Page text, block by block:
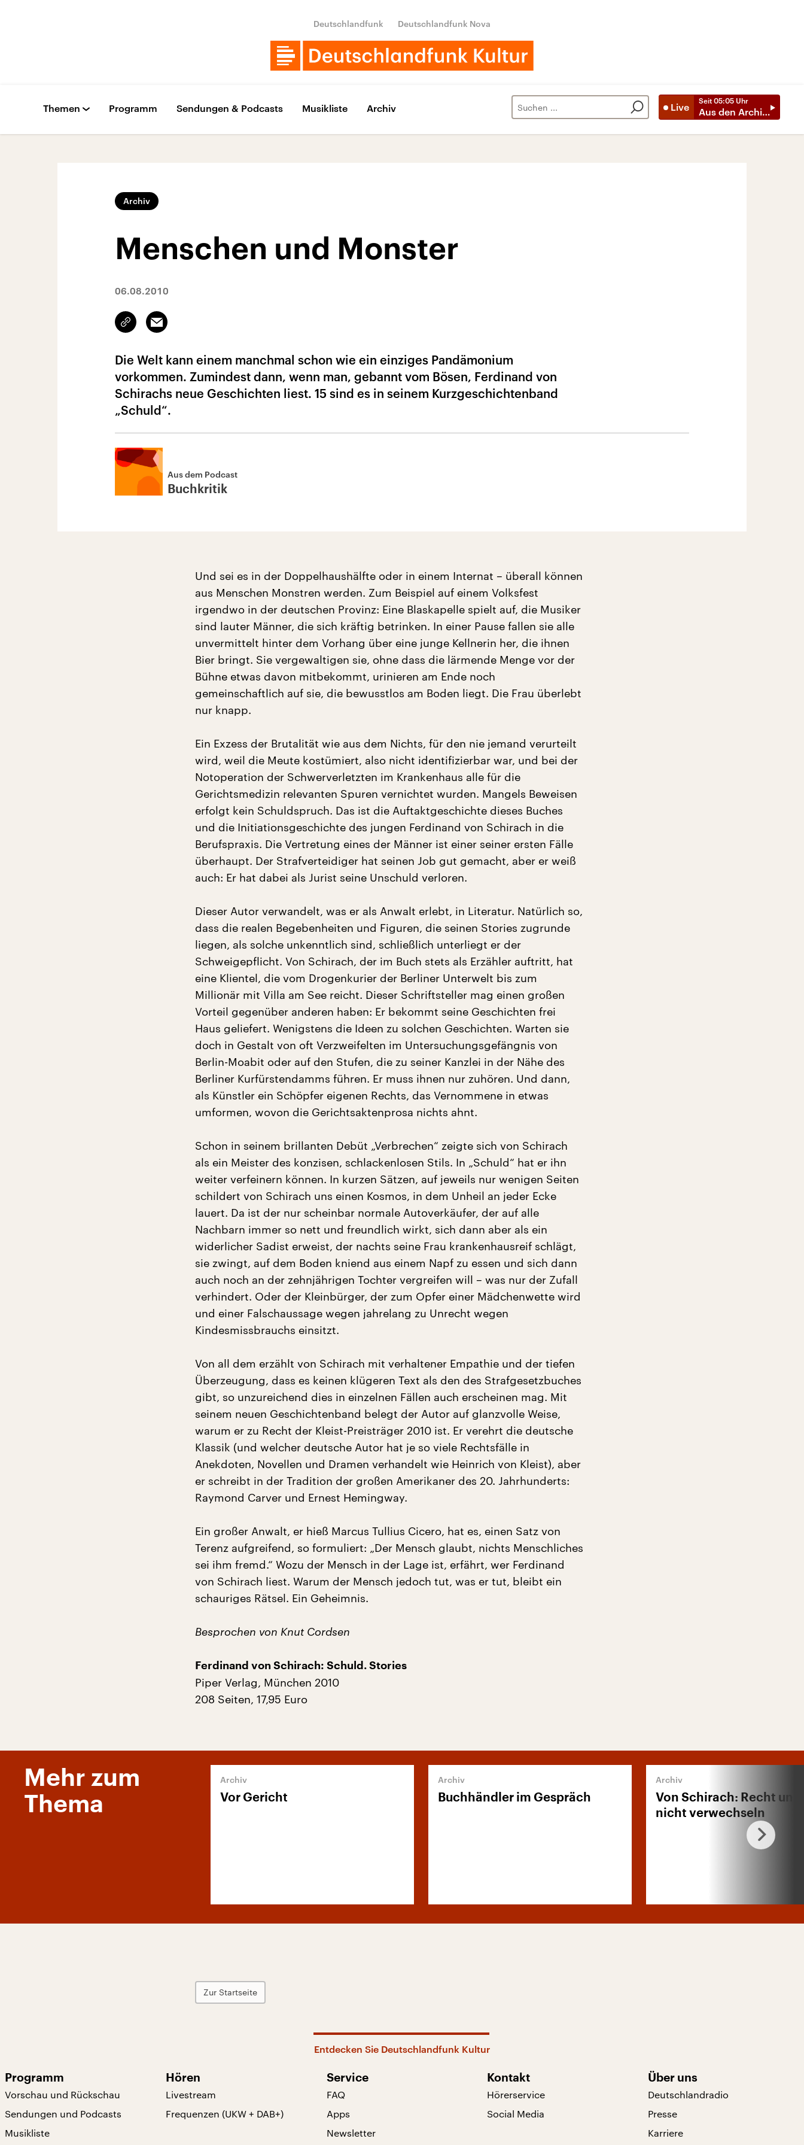
Deutschlandfunk Deutschlandfunk Nova
Live
Seit 05:05 Uhr
Aus den Archiven
Themen Programm Sendungen & Podcasts Musikliste Archiv
Archiv
Menschen und Monster
06.08.2010
Link
kopieren/teilen
Email
Die Welt kann einem manchmal schon wie ein einziges Pandämonium
vorkommen. Zumindest dann, wenn man, gebannt vom Bösen, Ferdinand von
Schirachs neue Geschichten liest. 15 sind es in seinem Kurzgeschichtenband
„Schuld“.
Aus dem Podcast
Buchkritik
Und sei es in der Doppelhaushälfte oder in einem Internat – überall können
aus Menschen Monstren werden. Zum Beispiel auf einem Volksfest
irgendwo in der deutschen Provinz: Eine Blaskapelle spielt auf, die Musiker
sind lauter Männer, die sich kräftig betrinken. In einer Pause fallen sie alle
unvermittelt hinter dem Vorhang über eine junge Kellnerin her, die ihnen
Bier bringt. Sie vergewaltigen sie, ohne dass die lärmende Menge vor der
Bühne etwas davon mitbekommt, urinieren am Ende noch
gemeinschaftlich auf sie, die bewusstlos am Boden liegt. Die Frau überlebt
nur knapp.
Ein Exzess der Brutalität wie aus dem Nichts, für den nie jemand verurteilt
wird, weil die Meute kostümiert, also nicht identifizierbar war, und bei der
Notoperation der Schwerverletzten im Krankenhaus alle für die
Gerichtsmedizin relevanten Spuren vernichtet wurden. Mangels Beweisen
erfolgt kein Schuldspruch. Das ist die Auftaktgeschichte dieses Buches
und die Initiationsgeschichte des jungen Ferdinand von Schirach in die
Berufspraxis. Die Vertretung eines der Männer ist einer seiner ersten Fälle
überhaupt. Der Strafverteidiger hat seinen Job gut gemacht, aber er weiß
auch: Er hat dabei als Jurist seine Unschuld verloren.
Dieser Autor verwandelt, was er als Anwalt erlebt, in Literatur. Natürlich so,
dass die realen Begebenheiten und Figuren, die seinen Stories zugrunde
liegen, als solche unkenntlich sind, schließlich unterliegt er der
Schweigepflicht. Von Schirach, der im Buch stets als Erzähler auftritt, hat
eine Klientel, die vom Drogenkurier der Berliner Unterwelt bis zum
Millionär mit Villa am See reicht. Dieser Schriftsteller mag einen großen
Vorteil gegenüber anderen haben: Er bekommt seine Geschichten frei
Haus geliefert. Wenigstens die Ideen zu solchen Geschichten. Warten sie
doch in Gestalt von oft Verzweifelten im Untersuchungsgefängnis von
Berlin-Moabit oder auf den Stufen, die zu seiner Kanzlei in der Nähe des
Berliner Kurfürstendamms führen. Er muss ihnen nur zuhören. Und dann,
als Künstler ein Schöpfer eigenen Rechts, das Vernommene in etwas
umformen, wovon die Gerichtsaktenprosa nichts ahnt.
Schon in seinem brillanten Debüt „Verbrechen“ zeigte sich von Schirach
als ein Meister des konzisen, schlackenlosen Stils. In „Schuld“ hat er ihn
weiter verfeinern können. In kurzen Sätzen, auf jeweils nur wenigen Seiten
schildert von Schirach uns einen Kosmos, in dem Unheil an jeder Ecke
lauert. Da ist der nur scheinbar normale Autoverkäufer, der auf alle
Nachbarn immer so nett und freundlich wirkt, sich dann aber als ein
widerlicher Sadist erweist, der nachts seine Frau krankenhausreif schlägt,
sie zwingt, auf dem Boden kniend aus einem Napf zu essen und sich dann
auch noch an der zehnjährigen Tochter vergreifen will – was nur der Zufall
verhindert. Oder der Kleinbürger, der zum Opfer einer Mädchenwette wird
und einer Falschaussage wegen jahrelang zu Unrecht wegen
Kindesmissbrauchs einsitzt.
Von all dem erzählt von Schirach mit verhaltener Empathie und der tiefen
Überzeugung, dass es keinen klügeren Text als den des Strafgesetzbuches
gibt, so unzureichend dies in einzelnen Fällen auch erscheinen mag. Mit
seinem neuen Geschichtenband belegt der Autor auf glanzvolle Weise,
warum er zu Recht der Kleist-Preisträger 2010 ist. Er verehrt die deutsche
Klassik (und welcher deutsche Autor hat je so viele Rechtsfälle in
Anekdoten, Novellen und Dramen verhandelt wie Heinrich von Kleist), aber
er schreibt in der Tradition der großen Amerikaner des 20. Jahrhunderts:
Raymond Carver und Ernest Hemingway.
Ein großer Anwalt, er hieß Marcus Tullius Cicero, hat es, einen Satz von
Terenz aufgreifend, so formuliert: „Der Mensch glaubt, nichts Menschliches
sei ihm fremd.“ Wozu der Mensch in der Lage ist, erfährt, wer Ferdinand
von Schirach liest. Warum der Mensch jedoch tut, was er tut, bleibt ein
schauriges Rätsel. Ein Geheimnis.
Besprochen von Knut Cordsen
Ferdinand von Schirach: Schuld. Stories
Piper Verlag, München 2010
208 Seiten, 17,95 Euro
Mehr zum
Thema
Vor Gericht Buchhändler im Gespräch
Von Schirach: Recht und
nicht verwechseln
Zur Startseite
Entdecken Sie Deutschlandfunk Kultur
Programm
Vorschau und Rückschau
Sendungen und Podcasts
Musikliste
Hören
Livestream
Frequenzen (UKW + DAB+)
Service
FAQ
Apps
Newsletter
Kontakt
Hörerservice
Social Media
Über uns
Deutschlandradio
Presse
Karriere